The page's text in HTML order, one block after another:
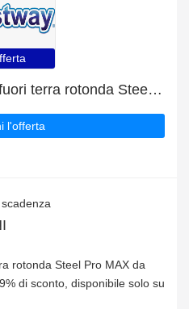
Verificato | Set piscina fuori terra rotonda Steel Pro MAX da 305x76 cm grigio chiaro è ora 9% di sconto
l'offerta
rotonda Steel Pro MAX da
di sconto, disponibile solo su